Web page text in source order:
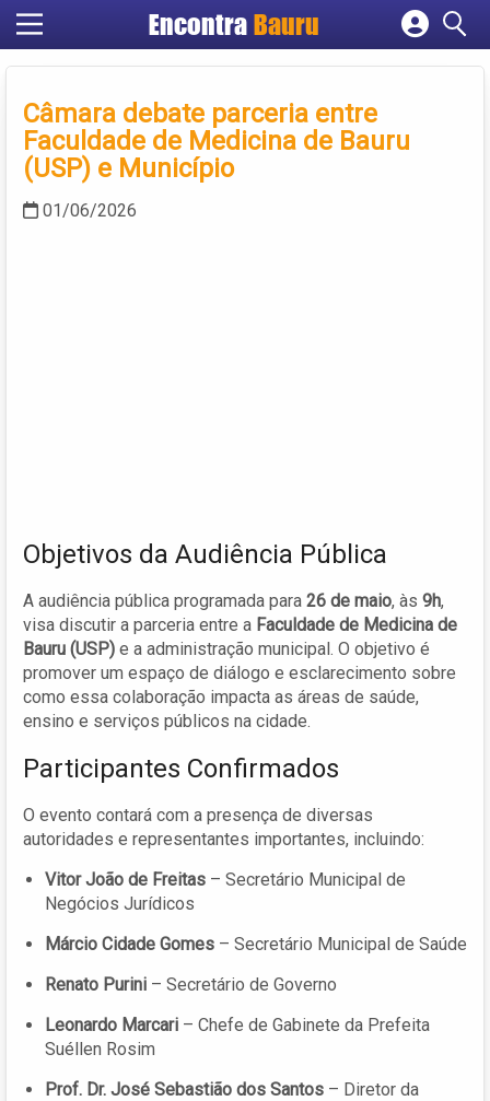
Encontra Bauru
Cadastrar empresa
Criar conta
Câmara debate parceria entre
Faculdade de Medicina de Bauru
(USP) e Município
01/06/2026
Objetivos da Audiência Pública
A audiência pública programada para 26 de maio, às 9h,
visa discutir a parceria entre a Faculdade de Medicina de
Bauru (USP) e a administração municipal. O objetivo é
promover um espaço de diálogo e esclarecimento sobre
como essa colaboração impacta as áreas de saúde,
ensino e serviços públicos na cidade.
Participantes Confirmados
O evento contará com a presença de diversas
autoridades e representantes importantes, incluindo:
Vitor João de Freitas – Secretário Municipal de
Negócios Jurídicos
Márcio Cidade Gomes – Secretário Municipal de Saúde
Renato Purini – Secretário de Governo
Leonardo Marcari – Chefe de Gabinete da Prefeita
Suéllen Rosim
Prof. Dr. José Sebastião dos Santos – Diretor da